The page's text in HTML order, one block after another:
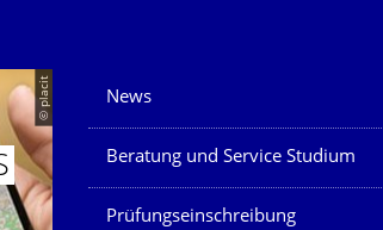
© placit Unsere Dienste
News
Beratung und Service Studium
Prüfungseinschreibung